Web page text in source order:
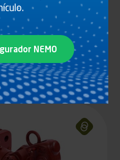
producto
NEMO